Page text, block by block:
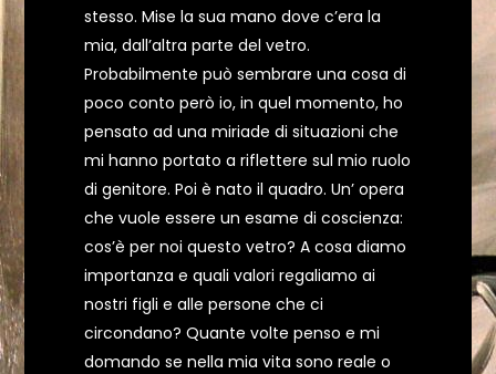
stesso. Mise la sua mano dove c’era la
mia, dall’altra parte del vetro.
Probabilmente può sembrare una cosa di
poco conto però io, in quel momento, ho
pensato ad una miriade di situazioni che
mi hanno portato a riflettere sul mio ruolo
di genitore. Poi è nato il quadro. Un’ opera
che vuole essere un esame di coscienza:
cos’è per noi questo vetro? A cosa diamo
importanza e quali valori regaliamo ai
nostri figli e alle persone che ci
circondano? Quante volte penso e mi
domando se nella mia vita sono reale o